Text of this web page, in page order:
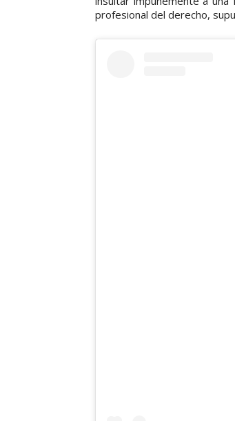
profesional del derecho,